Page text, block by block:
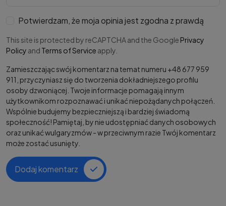
Potwierdzam, że moja opinia jest zgodna z prawdą
This site is protected by reCAPTCHA and the Google Privacy
Policy and Terms of Service apply.
Zamieszczając swój komentarz na temat numeru +48 677 959
911, przyczyniasz się do tworzenia dokładniejszego profilu
osoby dzwoniącej. Twoje informacje pomagają innym
użytkownikom rozpoznawać i unikać niepożądanych połączeń.
Wspólnie budujemy bezpieczniejszą i bardziej świadomą
społeczność! Pamiętaj, by nie udostępniać danych osobowych
oraz unikać wulgaryzmów - w przeciwnym razie Twój komentarz
może zostać usunięty.
Dodaj komentarz